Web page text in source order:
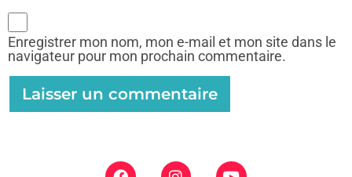
Enregistrer mon nom, mon e-mail et mon site dans le
navigateur pour mon prochain commentaire.